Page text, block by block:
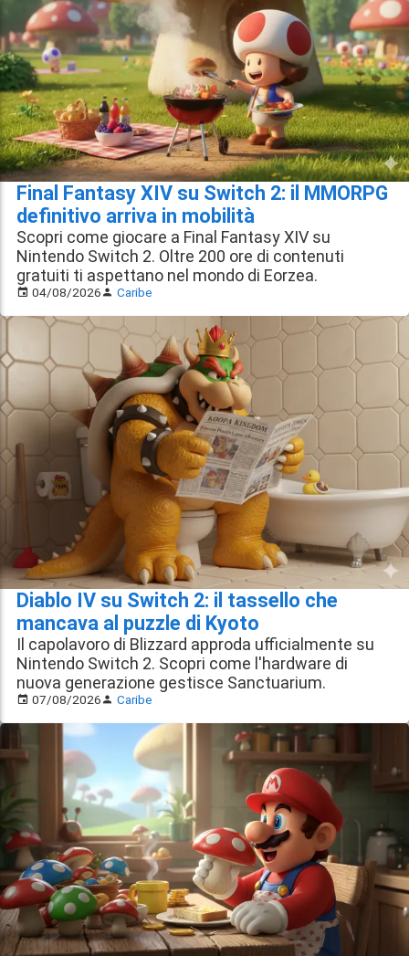
Final Fantasy XIV su Switch 2: il MMORPG
definitivo arriva in mobilità
Scopri come giocare a Final Fantasy XIV su
Nintendo Switch 2. Oltre 200 ore di contenuti
gratuiti ti aspettano nel mondo di Eorzea.
04/08/2026 Caribe
Diablo IV su Switch 2: il tassello che
mancava al puzzle di Kyoto
Il capolavoro di Blizzard approda ufficialmente su
Nintendo Switch 2. Scopri come l'hardware di
nuova generazione gestisce Sanctuarium.
07/08/2026 Caribe